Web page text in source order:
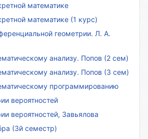
математике
математике (1 курс)
геометрии. Л. А.
анализу. Попов (2 сем)
анализу. Попов (3 сем)
программированию
вероятностей
вероятностей, Завьялова
(3й семестр)